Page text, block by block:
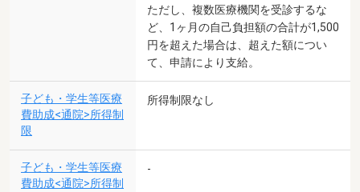
ただし、複数医療機関を受診するな
ど、1ヶ月の自己負担額の合計が1,500
円を超えた場合は、超えた額につい
て、申請により支給。
子ども・学生等医療
費助成<通院>所得制
限
所得制限なし
子ども・学生等医療
費助成<通院>所得制
-